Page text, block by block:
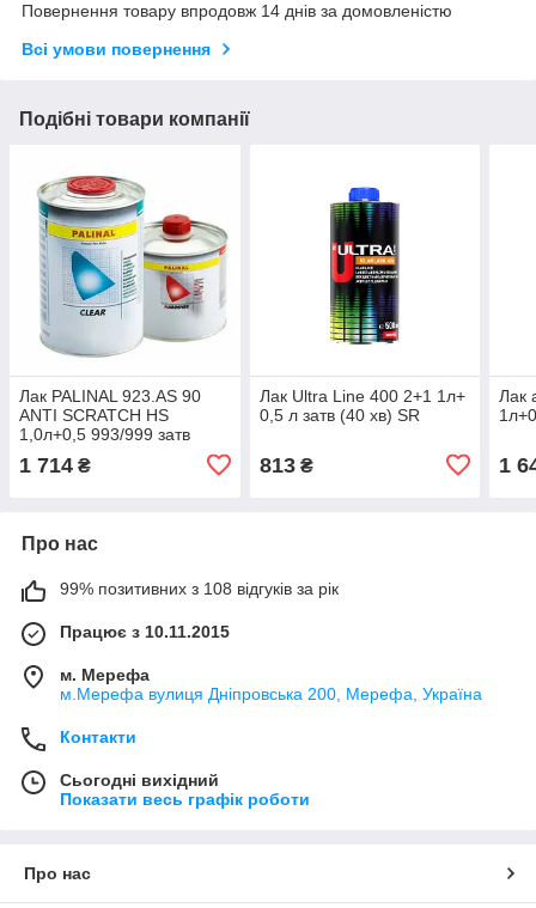
Повернення товару впродовж 14 днів за домовленістю
Всі умови повернення
Подібні товари компанії
Лак PALINAL 923.AS 90
ANTI SCRATCH HS
1,0л+0,5 993/999 затв
1 714 ₴
Лак Ultra Line 400 2+1 1л+
0,5 л затв (40 хв) SR
813₴
Лак
1
Про нас
99% позитивних з 108 відгуків за рік
Працює з 10.11.2015
м. Мерефа
м.Мерефа вулиця Дніпровська 200, Мерефа, Україна
Контакти
Сьогодні вихідний
Показати весь графік роботи
Про нас